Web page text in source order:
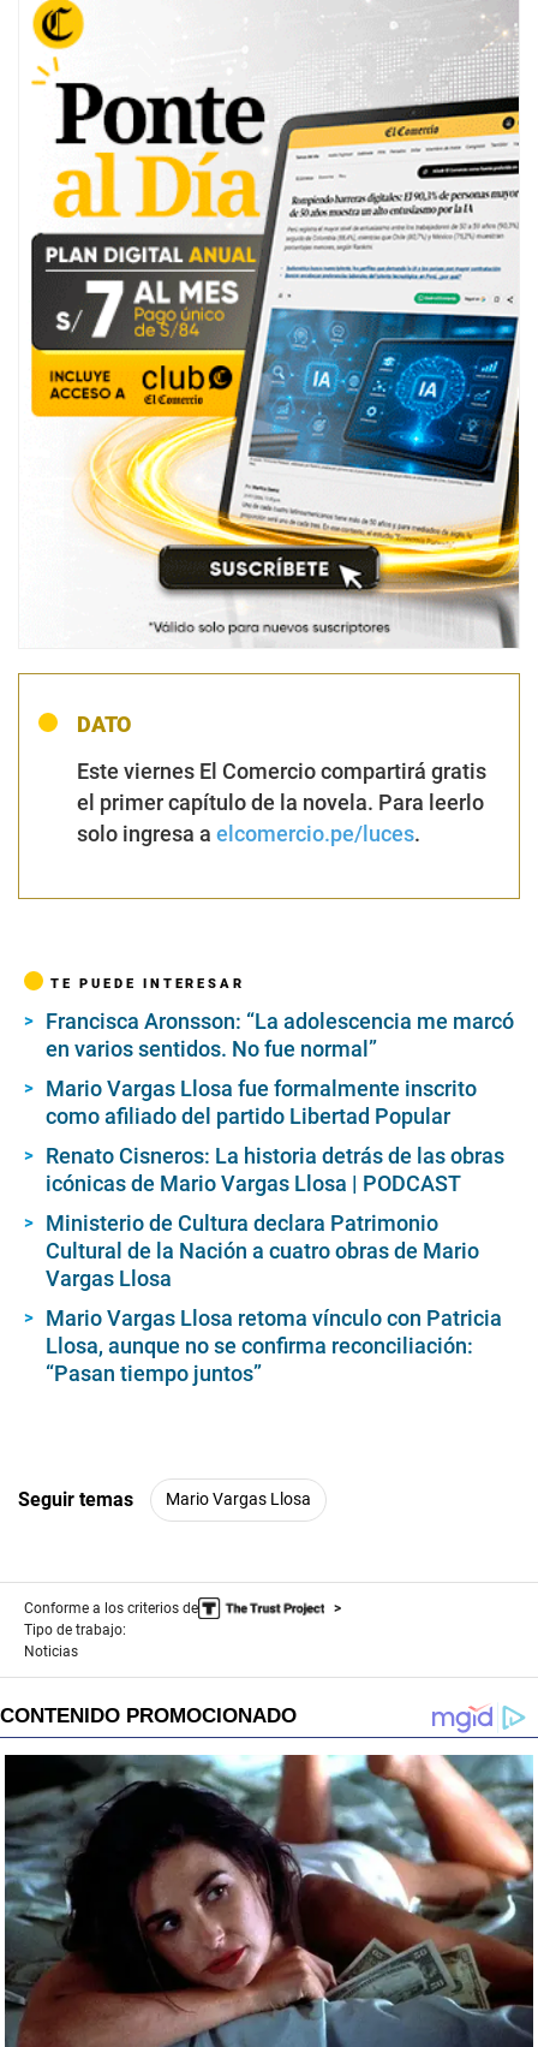
DATO
Este viernes El Comercio compartirá gratis
el primer capítulo de la novela. Para leerlo
solo ingresa a elcomercio.pe/luces.
TE PUEDE INTERESAR
Francisca Aronsson: “La adolescencia me marcó
en varios sentidos. No fue normal”
Mario Vargas Llosa fue formalmente inscrito
como afiliado del partido Libertad Popular
Renato Cisneros: La historia detrás de las obras
icónicas de Mario Vargas Llosa | PODCAST
Ministerio de Cultura declara Patrimonio
Cultural de la Nación a cuatro obras de Mario
Vargas Llosa
Mario Vargas Llosa retoma vínculo con Patricia
Llosa, aunque no se confirma reconciliación:
“Pasan tiempo juntos”
Seguir temas Mario Vargas Llosa
Conforme a los criterios de
Tipo de trabajo:
Noticias